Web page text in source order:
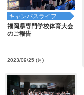
キャンパスライフ
福岡県専門学校体育大会
のご報告
2023/09/25 (月)